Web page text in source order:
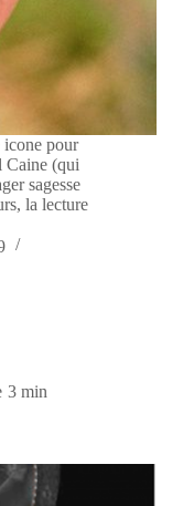
pour
Caine (qui
sagesse
la lecture
3 min